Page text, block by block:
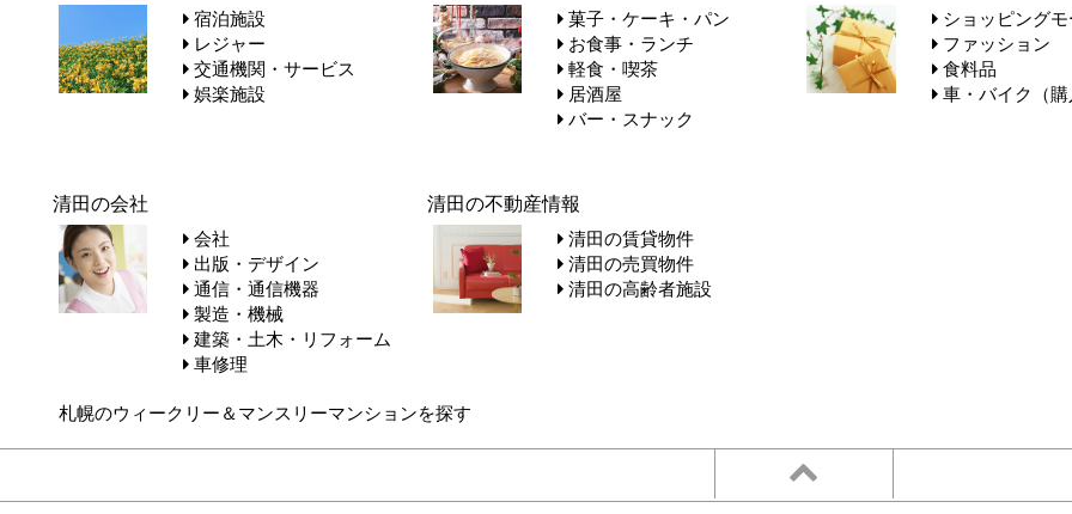
宿泊施設
レジャー
交通機関・サービス
娯楽施設
菓子・ケーキ・パン
お食事・ランチ
軽食・喫茶
居酒屋
バー・スナック
ショッピングモ
ファッション
食料品
車・バイク（購
清田の会社
会社
出版・デザイン
通信・通信機器
製造・機械
建築・土木・リフォーム
車修理
清田の不動産情報
清田の賃貸物件
清田の売買物件
清田の高齢者施設
札幌のウィークリー＆マンスリーマンションを探す